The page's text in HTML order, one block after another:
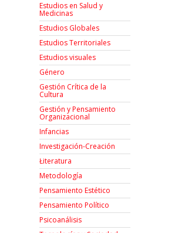
Estudios en Salud y
Medicinas
Estudios Globales
Estudios Territoriales
Estudios visuales
Género
Gestión Crítica de la
Cultura
Gestión y Pensamiento
Organizacional
Infancias
Investigación-Creación
Łiteratura
Metodología
Pensamiento Estético
Pensamiento Político
Psicoanálisis